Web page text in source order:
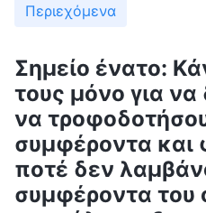
Περιεχόμενα
Σημείο ένατο:
τους μόνο για να
να
συμφέροντα και
ποτέ δεν
συμφέροντα του